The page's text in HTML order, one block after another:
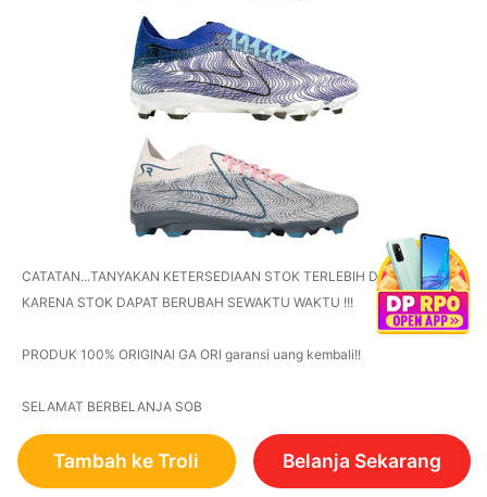
CATATAN...TANYAKAN KETERSEDIAAN STOK TERLEBIH DAHULU
KARENA STOK DAPAT BERUBAH SEWAKTU WAKTU !!!
PRODUK 100% ORIGINAl GA ORI garansi uang kembali!!
SELAMAT BERBELANJA SOB
Tambah ke Troli Belanja Sekarang